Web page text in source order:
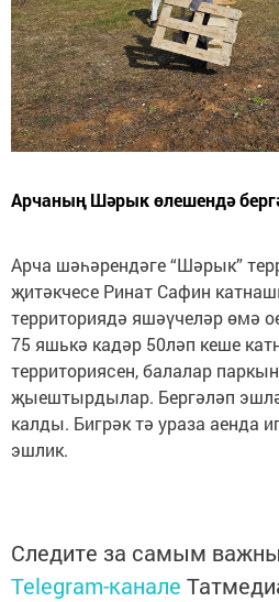
Арчаның Шәрык өлешендә
Арча шәһәрендәге “Шәрык”
җитәкчесе Ринат Сафин
территориядә яшәүчеләр өмә
75 яшькә кадәр 50ләп кеше
территориясен, балалар
җыештырдылар. Бергәләп
калды. Бигрәк тә ураза аенда
эшлик.
Следите за самым
Telegram-канале